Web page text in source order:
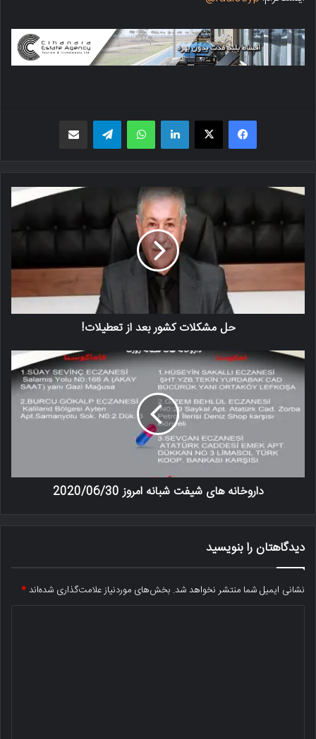
فیسبوک X لینکدین واتس اپ تلگرام
حل مشکلات کشور بعد از تعطیلات!
داروخانه های شیفت شبانه امروز 2020/06/30
دیدگاهتان را بنویسید
نشانی ایمیل شما منتشر نخواهد شد. بخش‌های موردنیاز علامت‌گذاری شده‌اند*